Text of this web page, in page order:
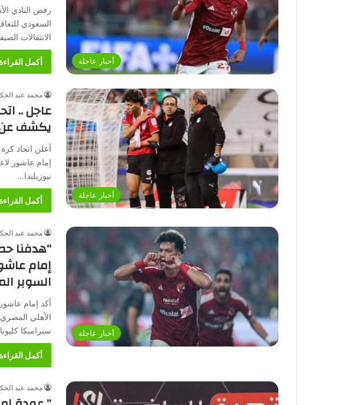
أخبار عاجلة
رفض النادي
السعودي
الانتقالات
أكمل
أخبار عاجلة
محمد عبد
عاجل ..
يكشف عن
أعلن اتحاد
إمام عاشور
نيوزيلندا…
أكمل
أخبار عاجلة
محمد عبد
“هدفنا
إمام
السوبر
أكد إمام
الأهلي
سيراميكا
أكمل
محمد عبد